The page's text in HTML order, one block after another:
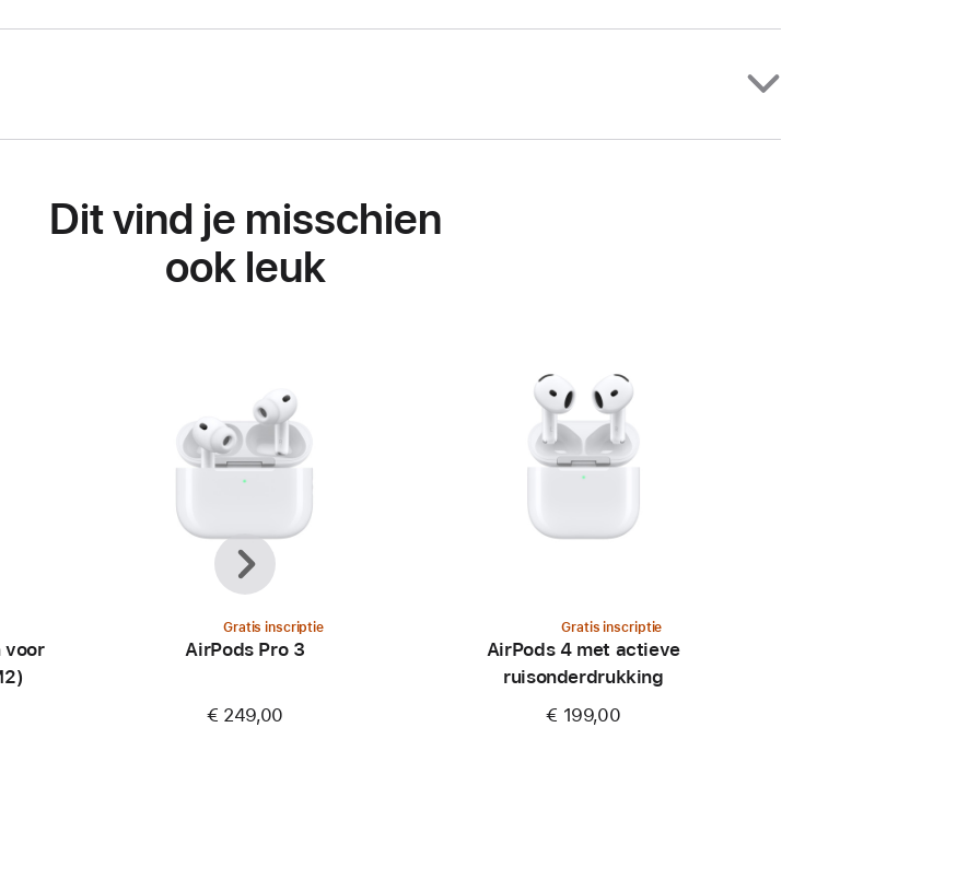
Dit vind je misschien
ook leuk
voor
Gratis inscriptie
AirPods Pro 3
€ 249,00
Gratis inscriptie
AirPods 4 met actieve
ruisonderdrukking
€ 199,00
Vorige
Volgende